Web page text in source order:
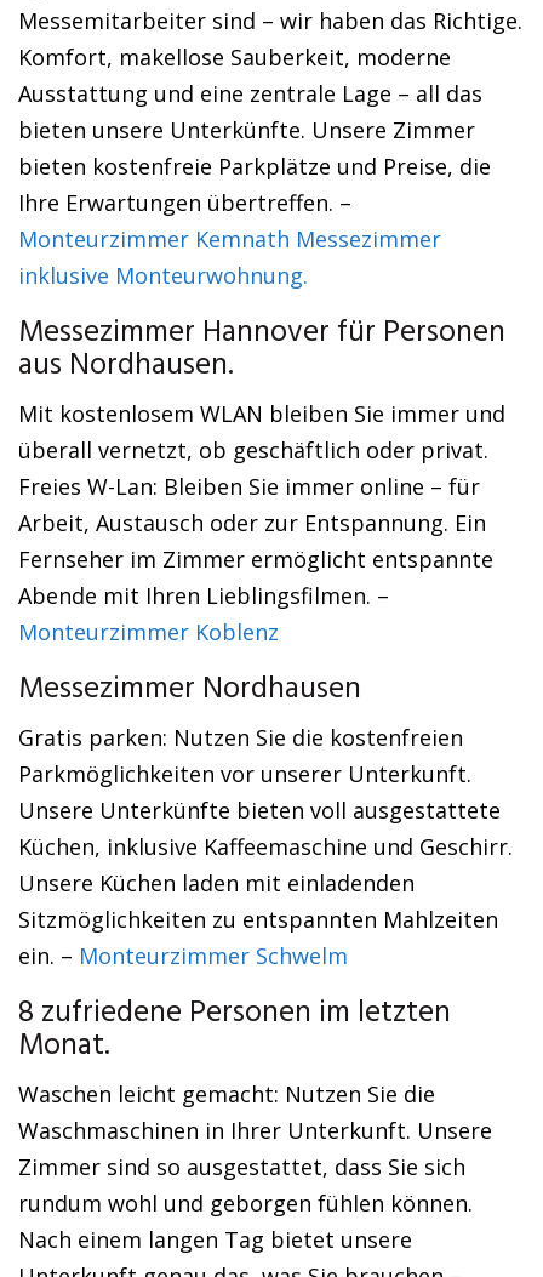
Messemitarbeiter sind – wir haben das Richtige.
Komfort, makellose Sauberkeit, moderne
Ausstattung und eine zentrale Lage – all das
bieten unsere Unterkünfte. Unsere Zimmer
bieten kostenfreie Parkplätze und Preise, die
Ihre Erwartungen übertreffen. –
Monteurzimmer Kemnath Messezimmer
inklusive Monteurwohnung.
Messezimmer Hannover für Personen
aus Nordhausen.
Mit kostenlosem WLAN bleiben Sie immer und
überall vernetzt, ob geschäftlich oder privat.
Freies W-Lan: Bleiben Sie immer online – für
Arbeit, Austausch oder zur Entspannung. Ein
Fernseher im Zimmer ermöglicht entspannte
Abende mit Ihren Lieblingsfilmen. –
Monteurzimmer Koblenz
Messezimmer Nordhausen
Gratis parken: Nutzen Sie die kostenfreien
Parkmöglichkeiten vor unserer Unterkunft.
Unsere Unterkünfte bieten voll ausgestattete
Küchen, inklusive Kaffeemaschine und Geschirr.
Unsere Küchen laden mit einladenden
Sitzmöglichkeiten zu entspannten Mahlzeiten
ein. – Monteurzimmer Schwelm
8 zufriedene Personen im letzten
Monat.
Waschen leicht gemacht: Nutzen Sie die
Waschmaschinen in Ihrer Unterkunft. Unsere
Zimmer sind so ausgestattet, dass Sie sich
rundum wohl und geborgen fühlen können.
Nach einem langen Tag bietet unsere